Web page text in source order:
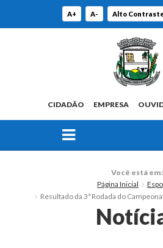
A+ A- Alto
CIDADÃO EMPRESA
Histórico
Você está em:
Página Inicial
Resultado da 3ª Rodada do